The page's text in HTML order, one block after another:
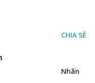
CHIA SẺ
Nhãn